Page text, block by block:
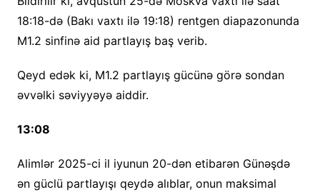
18:18-də (Bakı vaxtı ilə 19:18) rentgen diapazonunda
M1.2 sinfinə aid partlayış baş verib.
Qeyd edək ki, M1.2 partlayış gücünə görə sondan
əvvəlki səviyyəyə aiddir.
13:08
Alimlər 2025-ci il iyunun 20-dən etibarən Günəşdə
ən güclü partlayışı qeydə alıblar, onun maksimal